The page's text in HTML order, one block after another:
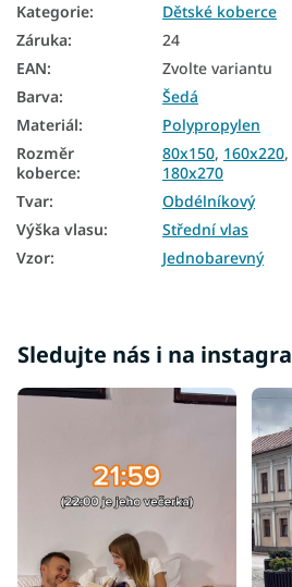
Koberce
Koberce
Koberce
Koberce
Koberce
Kategorie:
Dětské koberce
Záruka:
24
EAN:
Zvolte variantu
Barva:
Šedá
Materiál:
Polypropylen
Rozměr
koberce:
80x150, 160x220,
180x270
Tvar:
Obdélníkový
Výška vlasu:
Střední vlas
Vzor: Jednobarevný
Sledujte nás i na